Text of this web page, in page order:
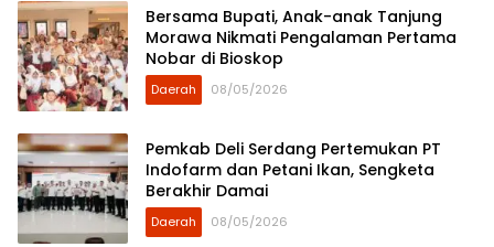
Bersama Bupati, Anak-anak Tanjung
Morawa Nikmati Pengalaman Pertama
Nobar di Bioskop
Daerah 08/05/2026
Pemkab Deli Serdang Pertemukan PT
Indofarm dan Petani Ikan, Sengketa
Berakhir Damai
Daerah 08/05/2026